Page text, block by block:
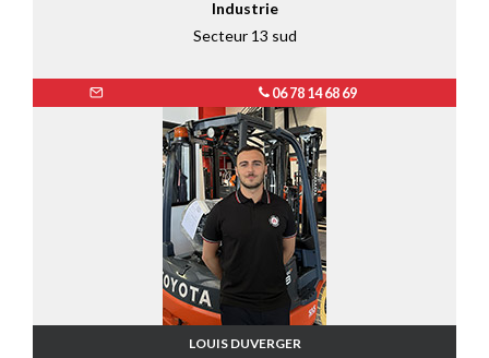
Industrie
Secteur 13 sud
06 78 14 68 69
LOUIS DUVERGER